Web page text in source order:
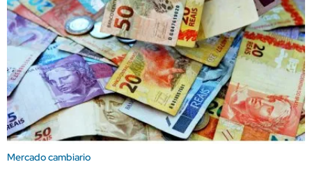
Mercado cambiario